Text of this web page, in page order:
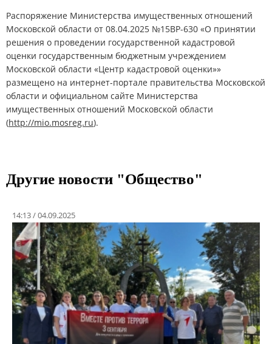
Распоряжение Министерства имущественных отношений
Московской области от 08.04.2025 №15ВР-630 «О принятии
решения о проведении государственной кадастровой
оценки государственным бюджетным учреждением
Московской области «Центр кадастровой оценки»»
размещено на интернет-портале правительства Московской
области и официальном сайте Министерства
имущественных отношений Московской области
(http://mio.mosreg.ru).
Другие новости "Общество"
14:13 / 04.09.2025